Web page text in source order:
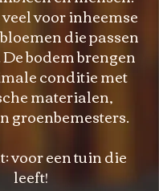
voor inheemse
die passen
bodem brengen
conditie met
materialen,
groenbemesters.
voor een tuin die
leeft!